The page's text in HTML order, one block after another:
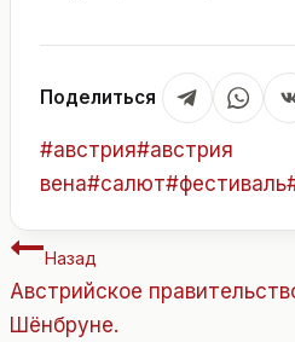
Поделиться
Метки
записи:
#австрия#австрия
вена#салют#фестиваль
Навигация
по
записям
Назад
Австрийское
Шёнбруне.